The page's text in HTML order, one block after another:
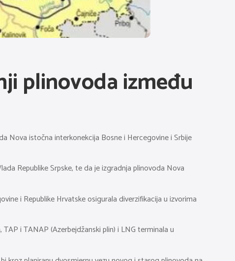
plinovoda između
Nova istočna interkonekcija Bosne i Hercegovine i Srbije
Republike Srpske, te da je izgradnja plinovoda Nova
i Republike Hrvatske osigurala diverzifikacija u izvorima
i TANAP (Azerbejdžanski plin) i LNG terminala u